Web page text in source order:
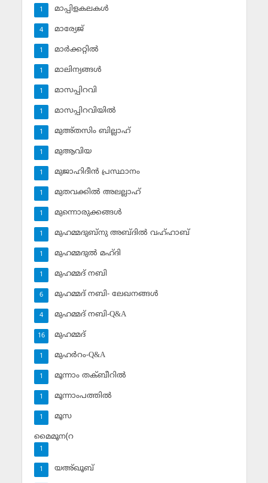
മാപ്പിളകലകള്‍
1
മാര്യേജ്
4
മാര്‍ക്കറ്റില്‍
1
മാലിന്യങ്ങള്‍
1
മാസപ്പിറവി
1
മാസപ്പിറവിയില്‍
1
മുഅ്തസിം ബില്ലാഹ്
1
മുആവിയ
1
മുജാഹിദീന്‍ പ്രസ്ഥാനം
1
മുതവക്കില്‍ അലല്ലാഹ്
1
മുന്നൊരുക്കങ്ങള്‍
1
മുഹമ്മദുബ്‌നു അബ്ദില്‍ വഹ്ഹാബ്
1
മുഹമ്മദുല്‍ മഹ്ദി
1
മുഹമ്മദ് നബി
1
മുഹമ്മദ് നബി- ലേഖനങ്ങള്‍
6
മുഹമ്മദ് നബി-Q&A
4
മുഹമ്മദ്‌
16
മുഹര്‍റം-Q&A
1
മൂന്നാം തക്ബീറില്‍
1
മൂന്നാംപത്തില്‍
1
മൂസ
1
മൈമൂന(റ
1
യഅ്ഖൂബ്‌
1